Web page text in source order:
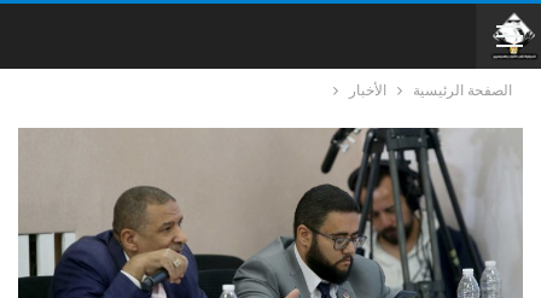
الصفحة الرئيسية الأخبار